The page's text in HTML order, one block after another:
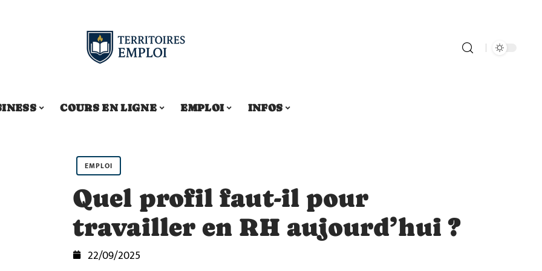
COURS EN LIGNE EMPLOI INFOS
EMPLOI
Quel profil faut-il pour
travailler en RH aujourd’hui ?
22/09/2025